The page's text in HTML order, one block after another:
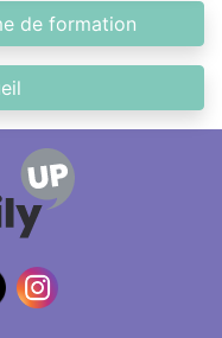
de formation